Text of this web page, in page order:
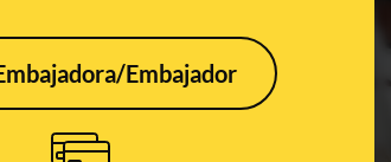
Embajador